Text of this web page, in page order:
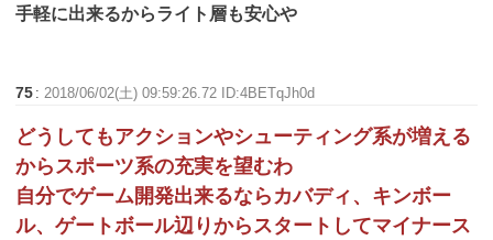
手軽に出来るからライト層も安心や
75 : 2018/06/02(土) 09:59:26.72 ID:4BETqJh0d
どうしてもアクションやシューティング系が増える
からスポーツ系の充実を望むわ
自分でゲーム開発出来るならカバディ、キンボー
ル、ゲートボール辺りからスタートしてマイナース